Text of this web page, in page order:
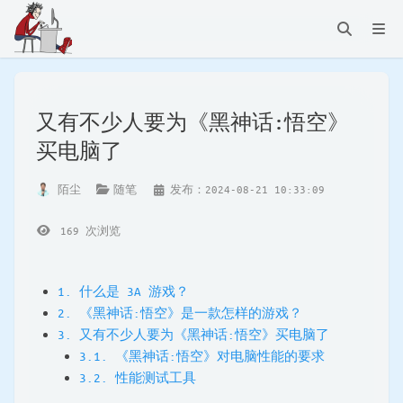
又有不少人要为《黑神话:悟空》
买电脑了
陌尘 随笔 发布：2024-08-21 10:33:09
169 次浏览
1. 什么是 3A 游戏？
2. 《黑神话:悟空》是一款怎样的游戏？
3. 又有不少人要为《黑神话:悟空》买电脑了
3.1. 《黑神话:悟空》对电脑性能的要求
3.2. 性能测试工具